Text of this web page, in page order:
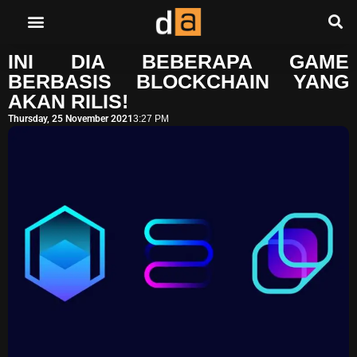
INI DIA BEBERAPA GAME
BERBASIS BLOCKCHAIN YANG
AKAN RILIS!
Thursday, 25 November 20213:27 PM